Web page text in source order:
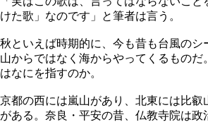
けた歌」なのです」と筆者は言う。
秋といえば時期的に、今も昔も台風のシ
山からではなく海からやってくるものだ
はなにを指すのか。
京都の西には嵐山があり、北東には比叡
がある。奈良・平安の昔、仏教寺院は政